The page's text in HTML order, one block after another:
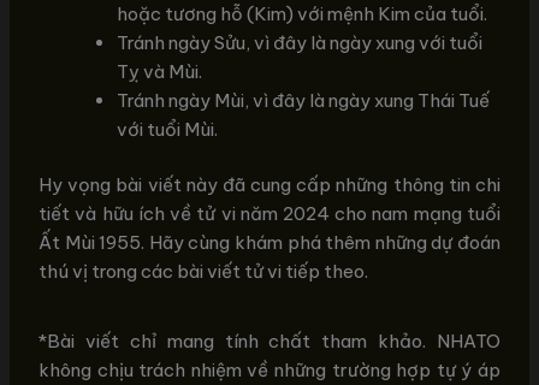
hoặc tương hỗ (Kim) với mệnh Kim của tuổi.
Tránh ngày Sửu, vì đây là ngày xung với tuổi
Tỵ và Mùi.
Tránh ngày Mùi, vì đây là ngày xung Thái Tuế
với tuổi Mùi.
Hy vọng bài viết này đã cung cấp những thông tin chi
tiết và hữu ích về tử vi năm 2024 cho nam mạng tuổi
Ất Mùi 1955. Hãy cùng khám phá thêm những dự đoán
thú vị trong các bài viết tử vi tiếp theo.
*Bài viết chỉ mang tính chất tham khảo. NHATO
không chịu trách nhiệm về những trường hợp tự ý áp